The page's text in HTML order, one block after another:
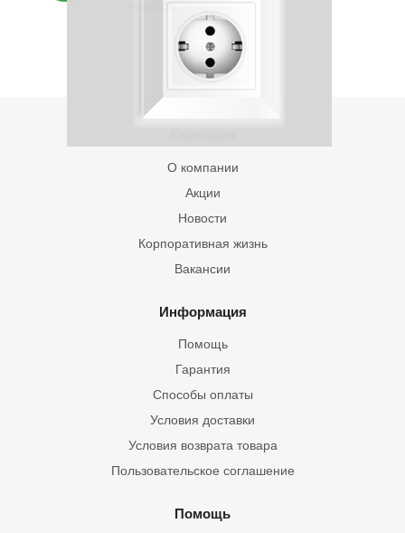
товаров
О компании
Акции
Новости
Корпоративная жизнь
Вакансии
Информация
Помощь
Гарантия
Способы оплаты
Условия доставки
Условия возврата товара
Пользовательское соглашение
Помощь